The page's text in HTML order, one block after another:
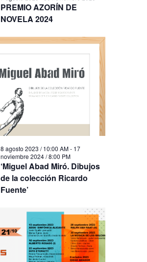
PREMIO AZORÍN DE
NOVELA 2024
‘Miguel Abad Miró. Dibujos
de la colección Ricardo
Fuente’
8 agosto 2023 / 10:00 AM- 17
noviembre 2024 / 8:00 PM